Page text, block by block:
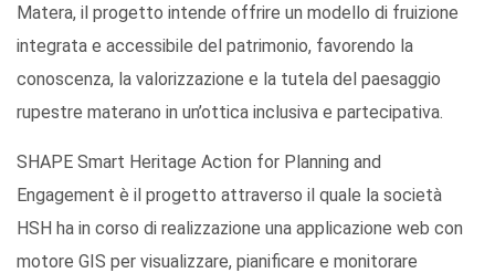
Matera, il progetto intende offrire un modello di fruizione
integrata e accessibile del patrimonio, favorendo la
conoscenza, la valorizzazione e la tutela del paesaggio
rupestre materano in un’ottica inclusiva e partecipativa.
SHAPE Smart Heritage Action for Planning and
Engagement è il progetto attraverso il quale la società
HSH ha in corso di realizzazione una applicazione web con
motore GIS per visualizzare, pianificare e monitorare